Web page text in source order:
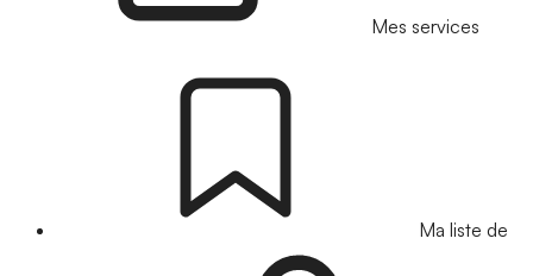
Mes services
Ma liste de